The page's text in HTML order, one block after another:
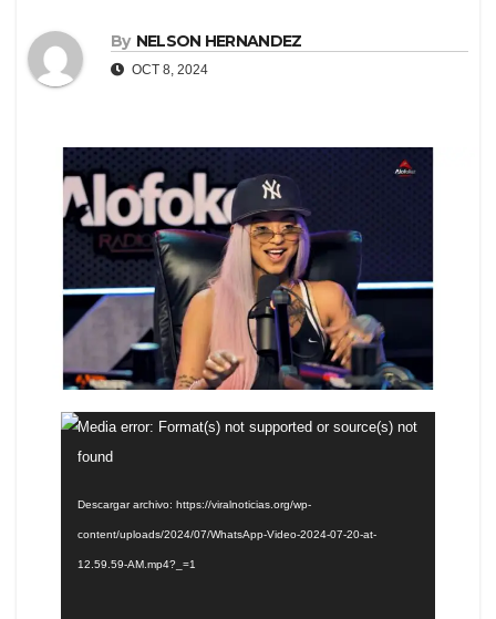
By NELSON HERNANDEZ
OCT 8, 2024
Reproductor
de
Media error: Format(s) not supported or source(s) not
found
Descargar archivo: https://viralnoticias.org/wp-
content/uploads/2024/07/WhatsApp-Video-2024-07-20-at-
12.59.59-AM.mp4?_=1